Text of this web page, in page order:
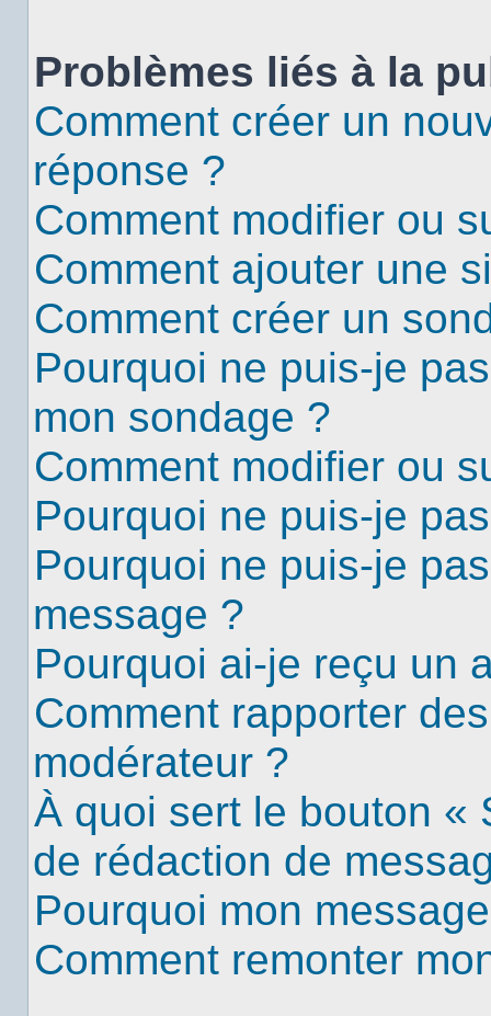
Problèmes liés à la
Comment créer un
réponse ?
Comment modifier ou
Comment ajouter une
Comment créer un
Pourquoi ne puis-je
mon sondage ?
Comment modifier ou
Pourquoi ne puis-je
Pourquoi ne puis-je
message ?
Pourquoi ai-je reçu un
Comment rapporter
modérateur ?
À quoi sert le bouton «
de rédaction de
Pourquoi mon
Comment remonter